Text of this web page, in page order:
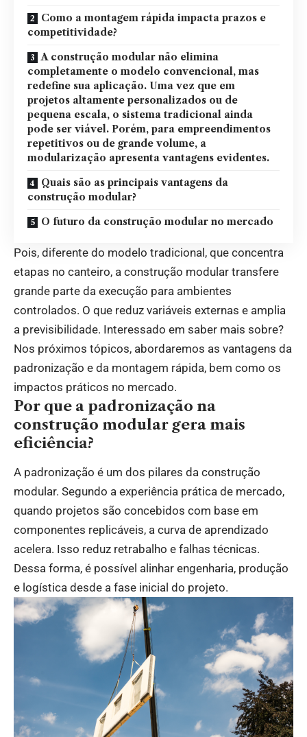
Como a montagem rápida impacta prazos e
competitividade?
A construção modular não elimina
completamente o modelo convencional, mas
redefine sua aplicação. Uma vez que em
projetos altamente personalizados ou de
pequena escala, o sistema tradicional ainda
pode ser viável. Porém, para empreendimentos
repetitivos ou de grande volume, a
modularização apresenta vantagens evidentes.
Quais são as principais vantagens da
construção modular?
O futuro da construção modular no mercado
Pois, diferente do modelo tradicional, que concentra
etapas no canteiro, a construção modular transfere
grande parte da execução para ambientes
controlados. O que reduz variáveis externas e amplia
a previsibilidade. Interessado em saber mais sobre?
Nos próximos tópicos, abordaremos as vantagens da
padronização e da montagem rápida, bem como os
impactos práticos no mercado.
Por que a padronização na
construção modular gera mais
eficiência?
A padronização é um dos pilares da construção
modular. Segundo a experiência prática de mercado,
quando projetos são concebidos com base em
componentes replicáveis, a curva de aprendizado
acelera. Isso reduz retrabalho e falhas técnicas.
Dessa forma, é possível alinhar engenharia, produção
e logística desde a fase inicial do projeto.